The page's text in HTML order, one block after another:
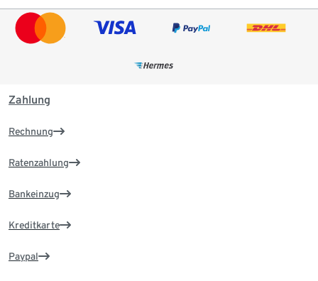
Zahlung
Rechnung
Ratenzahlung
Bankeinzug
Kreditkarte
Paypal